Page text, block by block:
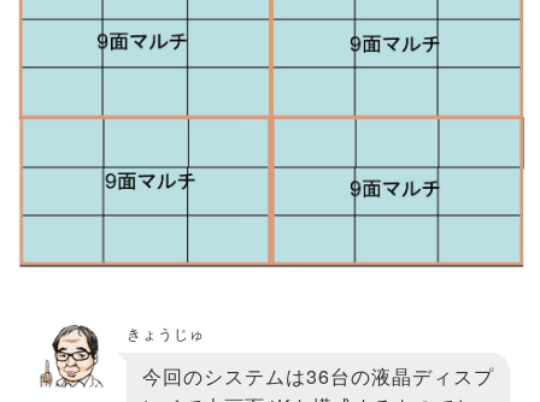
きょうじゅ
今回のシステムは36台の液晶ディスプ